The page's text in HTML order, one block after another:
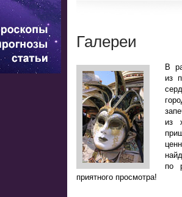
Галереи
В
из
из
по
приятного просмотра!